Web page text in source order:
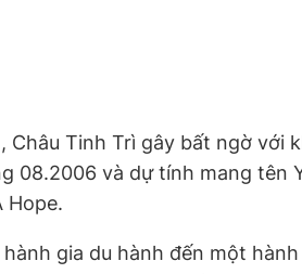
Tinh Trì gây bất ngờ với
08.2006 và dự tính mang tên
Hope.
gia du hành đến một